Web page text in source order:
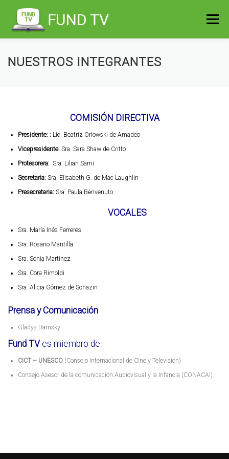
contenido
Menú
NUESTROS INTEGRANTES
COMISIÓN DIRECTIVA
Presidente: : Lic. Beatriz Orlowski de Amadeo
Vicepresidente: Sra. Sara Shaw de Critto
Protesorera: Sra. Lilian Sarni
Secretaria: Sra. Elisabeth G. de Mac Laughlin
Presecretaria: Sra. Paula Benvenuto
VOCALES
Sra. María Inés Ferreres
Sra. Rosario Mantilla
Sra. Sonia Martínez
Sra. Cora Rimoldi
Sra. Alicia Gómez de Schazin
Prensa y Comunicación
Gladys Damsky
Fund TV es miembro de:
CICT – UNESCO (Consejo Internacional de Cine y Televisión)
Consejo Asesor de la comunicación Audiovisual y la Infancia (CONACAI)